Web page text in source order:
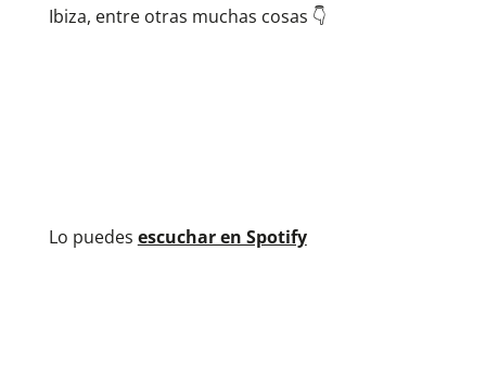
Ibiza, entre otras muchas cosas 👇
Lo puedes escuchar en Spotify